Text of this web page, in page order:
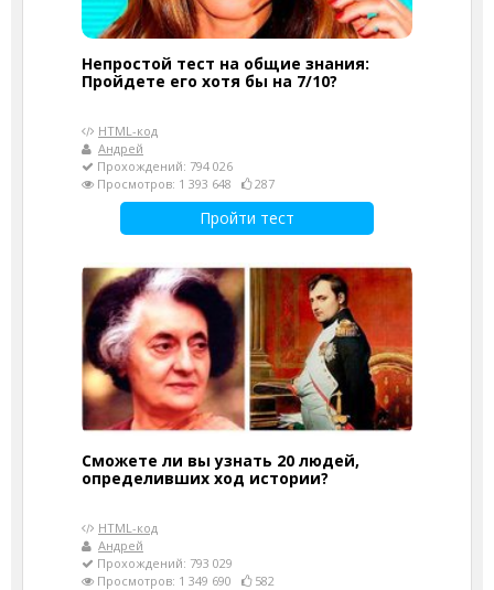
Непростой тест на общие знания:
Пройдете его хотя бы на 7/10?
HTML-код
Андрей
Прохождений: 794 026
Просмотров: 1 393 648
287
Пройти тест
Сможете ли вы узнать 20 людей,
определивших ход истории?
HTML-код
Андрей
Прохождений: 793 029
Просмотров: 1 349 690
582